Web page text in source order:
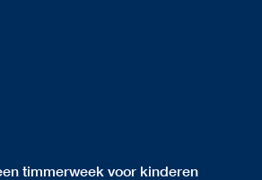
timmerweek voor kinderen